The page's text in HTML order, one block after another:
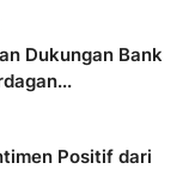
Dukungan Bank
Positif dari